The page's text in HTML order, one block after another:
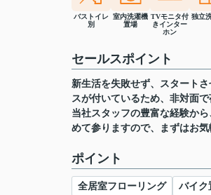
バストイレ
別
室内洗濯機
置場
TVモニタ付
きインター
ホン
独立
セールスポイント
新生活を失敗せず、スタート
スが付いているため、非対面
当社スタッフの豊富な経験か
めて参りますので、まずはお気
ポイント
全居室フローリング バイク